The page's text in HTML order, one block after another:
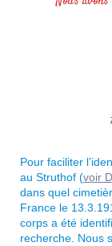
Pour faciliter
au Struthof (voir
dans quel
France le
corps a été
recherche. Nous